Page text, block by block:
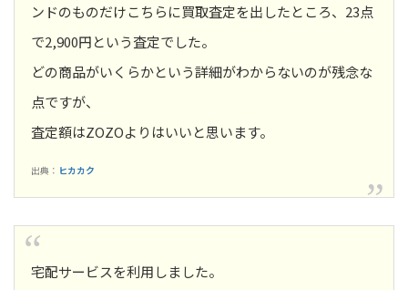
ンドのものだけこちらに買取査定を出したところ、23点
で2,900円という査定でした。
どの商品がいくらかという詳細がわからないのが残念な
点ですが、
査定額はZOZOよりはいいと思います。
出典： ヒカカク
宅配サービスを利用しました。